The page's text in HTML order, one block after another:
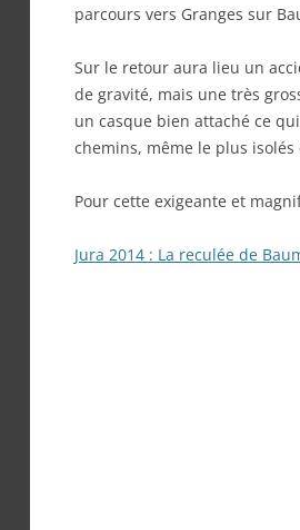
parcours vers Granges sur
Sur le retour aura lieu un
de gravité, mais une très
un casque bien attaché ce
chemins, même le plus
Pour cette exigeante et
Jura 2014 : La reculée de